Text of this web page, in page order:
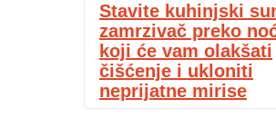
Stavite kuhinjski
zamrzivač preko
koji će vam olakšati
čišćenje i ukloniti
neprijatne mirise